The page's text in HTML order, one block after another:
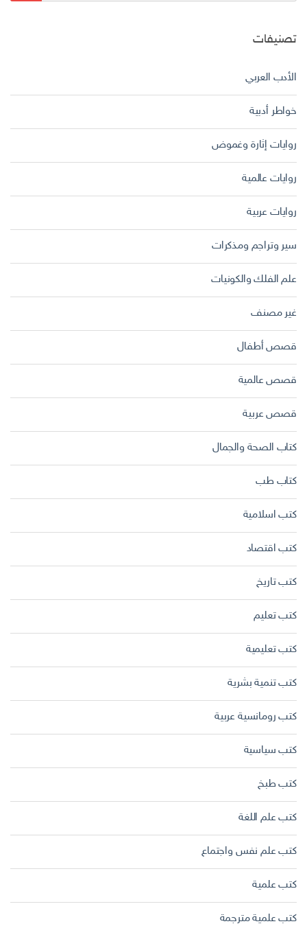
تصنيفات
الأدب العربي
خواطر أدبية
روايات إثارة وغموض
روايات عالمية
روايات عربية
سير وتراجم ومذكرات
علم الفلك والكونيات
غير مصنف
قصص أطفال
قصص عالمية
قصص عربية
كتاب الصحة والجمال
كتاب طب
كتب اسلامية
كتب اقتصاد
كتب تاريخ
كتب تعليم
كتب تعليمية
كتب تنمية بشرية
كتب رومانسية عربية
كتب سياسية
كتب طبخ
كتب علم اللغة
كتب علم نفس واجتماع
كتب علمية
كتب علمية مترجمة